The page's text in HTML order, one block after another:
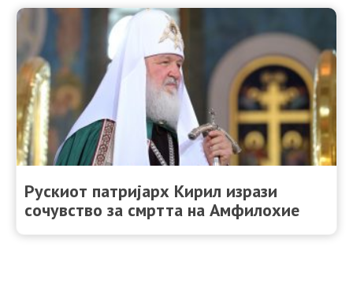
Рускиот патријарх Кирил изрази
сочувство за смртта на Амфилохие